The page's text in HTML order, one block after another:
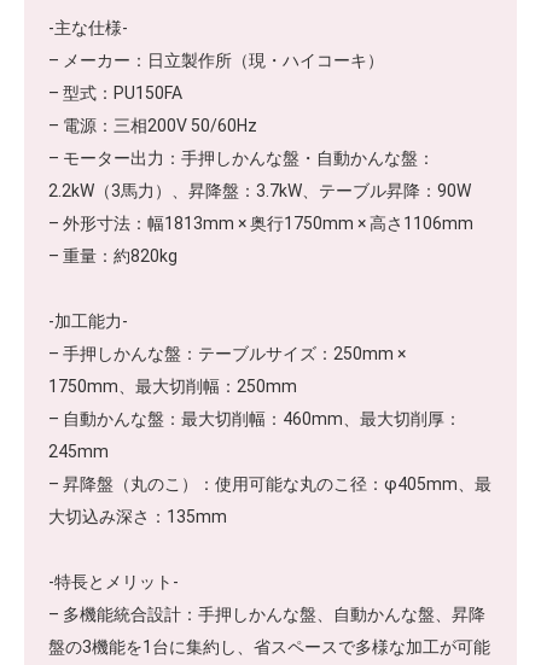
-主な仕様-
– メーカー：日立製作所（現・ハイコーキ）
– 型式：PU150FA
– 電源：三相200V 50/60Hz
– モーター出力：手押しかんな盤・自動かんな盤：
2.2kW（3馬力）、昇降盤：3.7kW、テーブル昇降：90W
– 外形寸法：幅1813mm × 奥行1750mm × 高さ1106mm
– 重量：約820kg
-加工能力-
– 手押しかんな盤：テーブルサイズ：250mm ×
1750mm、最大切削幅：250mm
– 自動かんな盤：最大切削幅：460mm、最大切削厚：
245mm
– 昇降盤（丸のこ）：使用可能な丸のこ径：φ405mm、最
大切込み深さ：135mm
-特長とメリット-
– 多機能統合設計：手押しかんな盤、自動かんな盤、昇降
盤の3機能を1台に集約し、省スペースで多様な加工が可能